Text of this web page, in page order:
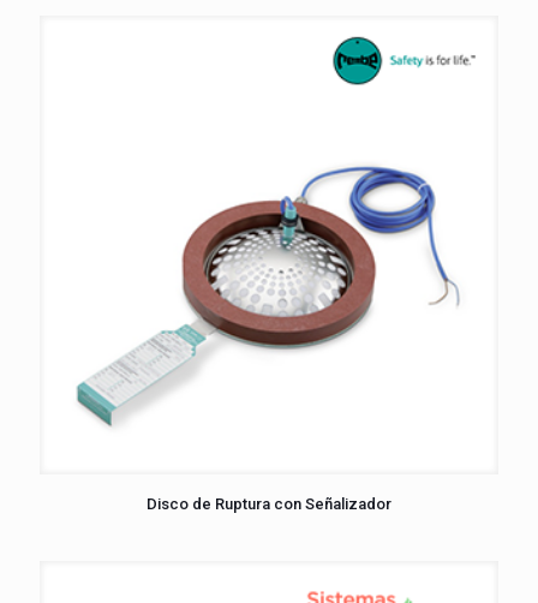
Disco de Ruptura con Señalizador